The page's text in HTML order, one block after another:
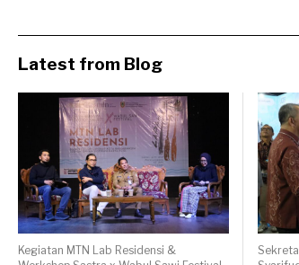
Latest from Blog
Kegiatan MTN Lab Residensi &